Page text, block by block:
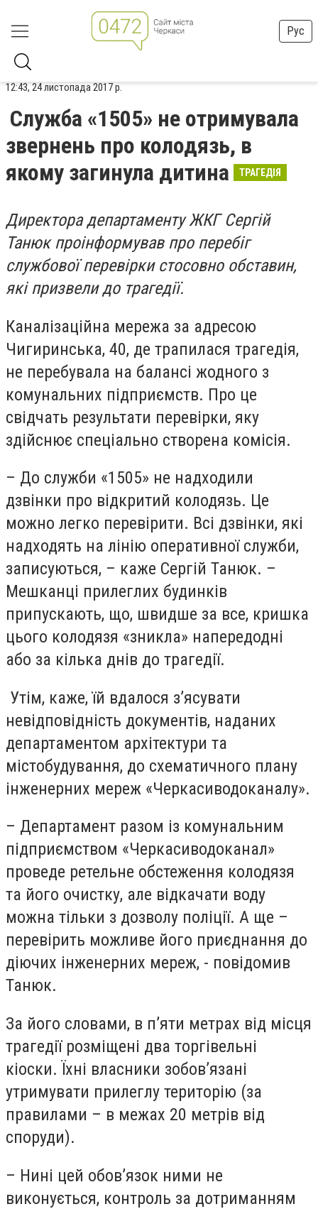
Рус
12:43, 24 листопада 2017 р.
Служба «1505» не отримувала
звернень про колодязь, в
якому загинула дитина
ТРАГЕДІЯ
Директора департаменту ЖКГ Сергій
Танюк проінформував про перебіг
службової перевірки стосовно обставин,
які призвели до трагедії.
Каналізаційна мережа за адресою
Чигиринська, 40, де трапилася трагедія,
не перебувала на балансі жодного з
комунальних підприємств. Про це
свідчать результати перевірки, яку
здійснює спеціально створена комісія.
– До служби «1505» не надходили
дзвінки про відкритий колодязь. Це
можно легко перевірити. Всі дзвінки, які
надходять на лінію оперативної служби,
записуються, – каже Сергій Танюк. –
Мешканці прилеглих будинків
припускають, що, швидше за все, кришка
цього колодязя «зникла» напередодні
або за кілька днів до трагедії.
Утім, каже, їй вдалося з’ясувати
невідповідність документів, наданих
департаментом архітектури та
містобудування, до схематичного плану
інженерних мереж «Черкасиводоканалу».
– Департамент разом із комунальним
підприємством «Черкасиводоканал»
проведе ретельне обстеження колодязя
та його очистку, але відкачати воду
можна тільки з дозволу поліції. А ще –
перевірить можливе його приєднання до
діючих інженерних мереж, - повідомив
Танюк.
За його словами, в п’яти метрах від місця
трагедії розміщені два торгівельні
кіоски. Їхні власники зобов’язані
утримувати прилеглу територію (за
правилами – в межах 20 метрів від
споруди).
– Нині цей обов’язок ними не
виконується, контроль за дотриманням